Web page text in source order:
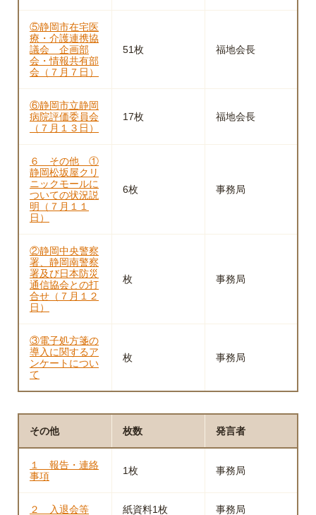
⑤静岡市在宅医
療・介護連携協
議会 企画部
会・情報共有部
会（７月７日）
51枚 福地会長
⑥静岡市立静岡
病院評価委員会
（７月１３日）
17枚 福地会長
６ その他 ①
静岡松坂屋クリ
ニックモールに
ついての状況説
明（７月１１
日）
6枚 事務局
②静岡中央警察
署、静岡南警察
署及び日本防災
通信協会との打
合せ（７月１２
日）
枚 事務局
③電子処方箋の
導入に関するア
ンケートについ
て
枚 事務局
その他 枚数 発言者
１ 報告・連絡
事項
1枚 事務局
２ 入退会等 紙資料1枚 事務局